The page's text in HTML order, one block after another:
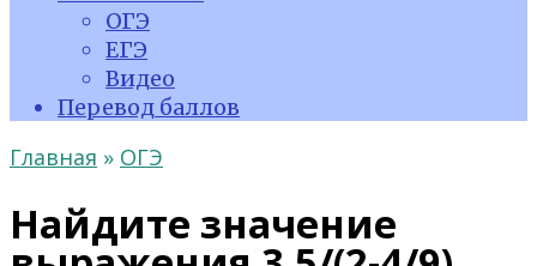
ОГЭ
ЕГЭ
Видео
Перевод баллов
Главная » ОГЭ
Найдите значение